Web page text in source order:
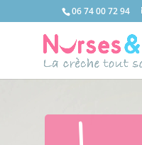
06 74 00 72 94